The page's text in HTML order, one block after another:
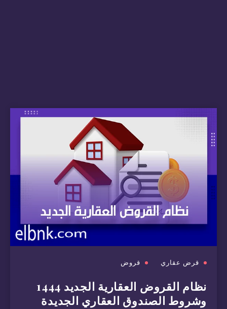
قرض عقاري قروض
نظام القروض العقارية الجديد 1444
وشروط الصندوق العقاري الجديدة